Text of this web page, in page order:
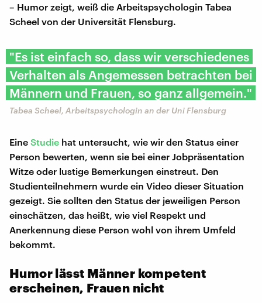
– Humor zeigt, weiß die Arbeitspsychologin Tabea
Scheel von der Universität Flensburg.
"Es ist einfach so, dass wir verschiedenes
Verhalten als Angemessen betrachten bei
Männern und Frauen, so ganz allgemein."
Tabea Scheel, Arbeitspsychologin an der Uni Flensburg
Eine Studie hat untersucht, wie wir den Status einer
Person bewerten, wenn sie bei einer Jobpräsentation
Witze oder lustige Bemerkungen einstreut. Den
Studienteilnehmern wurde ein Video dieser Situation
gezeigt. Sie sollten den Status der jeweiligen Person
einschätzen, das heißt, wie viel Respekt und
Anerkennung diese Person wohl von ihrem Umfeld
bekommt.
Humor lässt Männer kompetent
erscheinen, Frauen nicht